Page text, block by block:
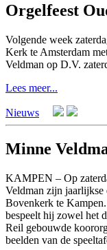
Orgelfeest
Volgende week
Kerk te Amsterdam
Veldman op D.V.
Lees meer...
Nieuws
Minne
KAMPEN – Op
Veldman zijn
Bovenkerk te
bespeelt hij zowel het
Reil gebouwde
beelden van de